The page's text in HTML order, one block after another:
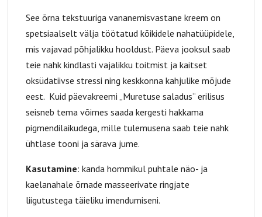
See õrna tekstuuriga vananemisvastane kreem on
spetsiaalselt välja töötatud kõikidele nahatüüpidele,
mis vajavad põhjalikku hooldust. Päeva jooksul saab
teie nahk kindlasti vajalikku toitmist ja kaitset
oksüdatiivse stressi ning keskkonna kahjulike mõjude
eest. Kuid päevakreemi „Muretuse saladus“ erilisus
seisneb tema võimes saada kergesti hakkama
pigmendilaikudega, mille tulemusena saab teie nahk
ühtlase tooni ja särava jume.
Kasutamine: kanda hommikul puhtale näo- ja
kaelanahale õrnade masseerivate ringjate
liigutustega täieliku imendumiseni.